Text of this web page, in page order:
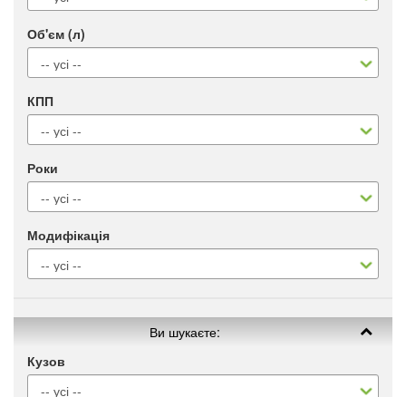
Об'єм (л)
КПП
Роки
Модифікація
Ви шукаєте:
Кузов